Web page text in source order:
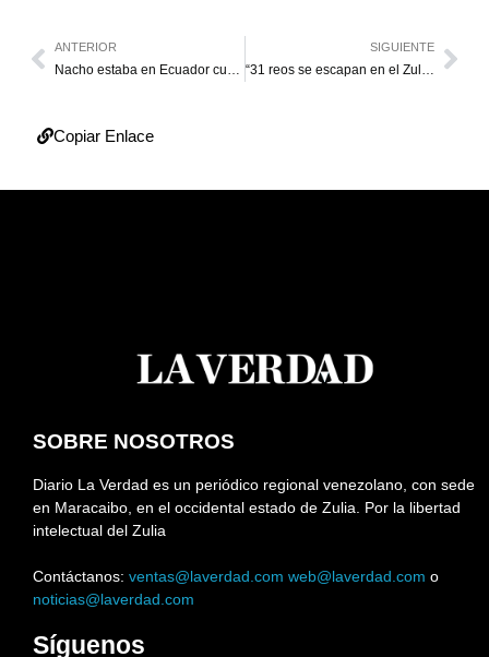
ANTERIOR
Nacho estaba en Ecuador cuando ocurrió el terremoto
SIGUIENTE
“31 reos se escapan en el Zulia y no hay culpables”
Copiar Enlace
SOBRE NOSOTROS
Diario La Verdad es un periódico regional venezolano, con sede
en Maracaibo, en el occidental estado de Zulia. Por la libertad
intelectual del Zulia
Contáctanos: ventas@laverdad.com web@laverdad.com o
noticias@laverdad.com
Síguenos